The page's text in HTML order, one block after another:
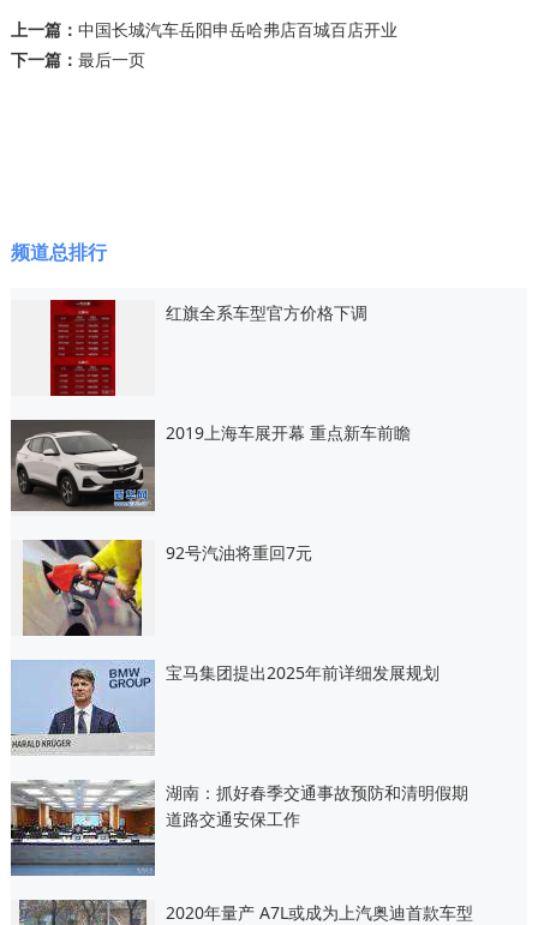
上一篇： 中国长城汽车岳阳申岳哈弗店百城百店开业
下一篇： 最后一页
频道总排行
红旗全系车型官方价格下调
2019上海车展开幕 重点新车前瞻
92号汽油将重回7元
宝马集团提出2025年前详细发展规划
湖南：抓好春季交通事故预防和清明假期
道路交通安保工作
2020年量产 A7L或成为上汽奥迪首款车型